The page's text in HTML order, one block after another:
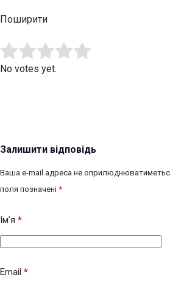
Поширити
Rate this item:
No votes yet.
Залишити відповідь
Ваша e-mail адреса не
поля позначені *
Ім’я *
Email *